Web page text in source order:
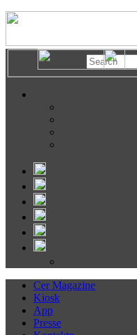
Cer Magazine
Kiosk
App
Presse